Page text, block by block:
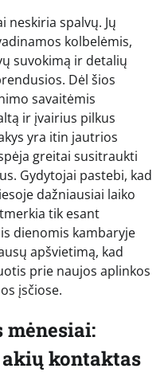
neskiria spalvų. Jų
kolbelėmis,
suvokimą ir detalių
Dėl šios
savaitėmis
ir įvairius pilkus
yra itin jautrios
greitai susitraukti
Gydytojai pastebi, kad
dažniausiai laiko
tik esant
dienomis kambaryje
apšvietimą, kad
prie naujos aplinkos
įsčiose.
kontaktas